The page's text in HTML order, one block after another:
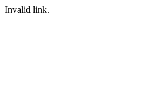
Invalid link.